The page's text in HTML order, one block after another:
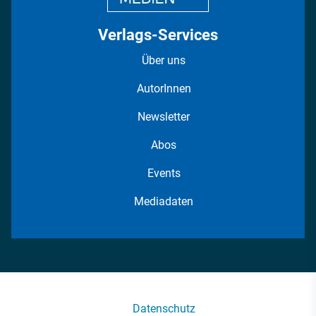
Verlags-Services
Über uns
AutorInnen
Newsletter
Abos
Events
Mediadaten
Datenschutz